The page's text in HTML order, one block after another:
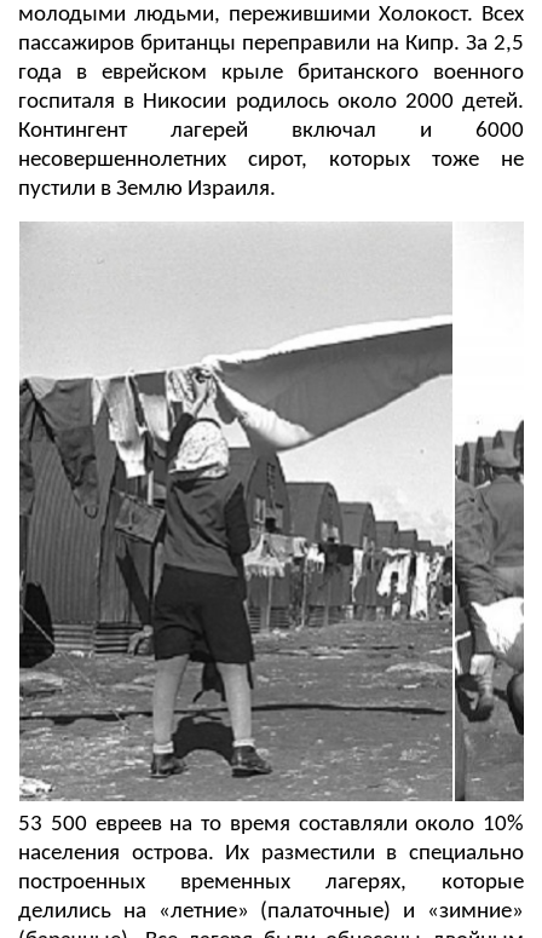
молодыми людьми, пережившими Холокост. Всех
пассажиров британцы переправили на Кипр. За 2,5
года в еврейском крыле британского военного
госпиталя в Никосии родилось около 2000 детей.
Контингент лагерей включал и 6000
несовершеннолетних сирот, которых тоже не
пустили в Землю Израиля.
53 500 евреев на то время составляли около 10%
населения острова. Их разместили в специально
построенных временных лагерях, которые
делились на «летние» (палаточные) и «зимние»